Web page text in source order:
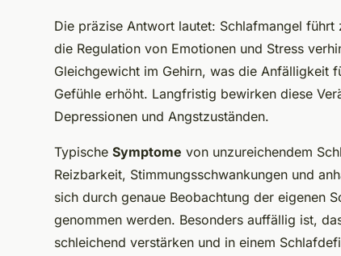
Die präzise Antwort lautet: Schlafmangel
die Regulation von Emotionen und Stress
Gleichgewicht im Gehirn, was die Anfälligkeit
Gefühle erhöht. Langfristig bewirken diese
Depressionen und Angstzuständen.
Typische Symptome von unzureichendem
Reizbarkeit, Stimmungsschwankungen und
sich durch genaue Beobachtung der eigenen
genommen werden. Besonders auffällig ist,
schleichend verstärken und in einem